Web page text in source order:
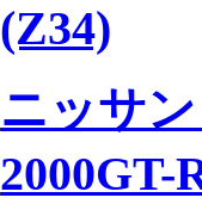
(Z34)
ニッサ
2000GT-